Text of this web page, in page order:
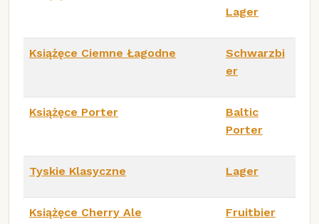
Lager
Książęce Ciemne Łagodne
Schwarzbi
er
Książęce Porter
Baltic
Porter
Tyskie Klasyczne Lager
Książęce Cherry Ale Fruitbier